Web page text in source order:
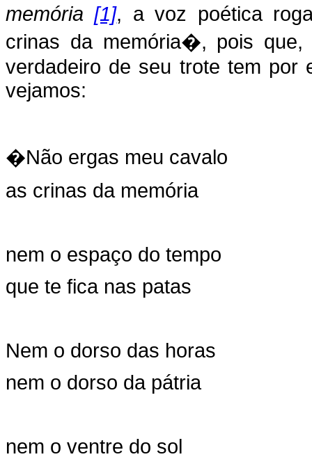
memória [1], a voz poética
crinas da memória�, pois
verdadeiro de seu trote tem por
vejamos:
�Não ergas meu cavalo
as crinas da memória
nem o espaço do tempo
que te fica nas patas
Nem o dorso das horas
nem o dorso da pátria
nem o ventre do sol